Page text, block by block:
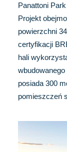
Panattoni
Projekt
powierzchni
certyfikacji
hali
posiada 300
pomieszczeń